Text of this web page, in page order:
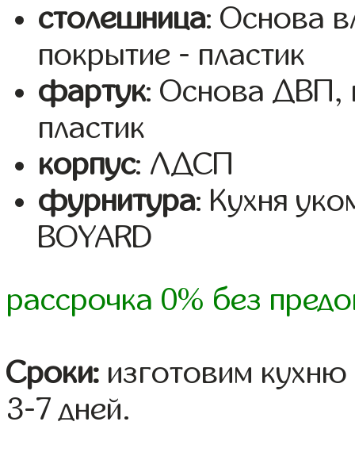
столешница: Основа
покрытие - пластик
фартук: Основа ДВП,
пластик
корпус: ЛДСП
фурнитура: Кухня
BOYARD
рассрочка 0% без
Сроки: изготовим
3-7 дней.